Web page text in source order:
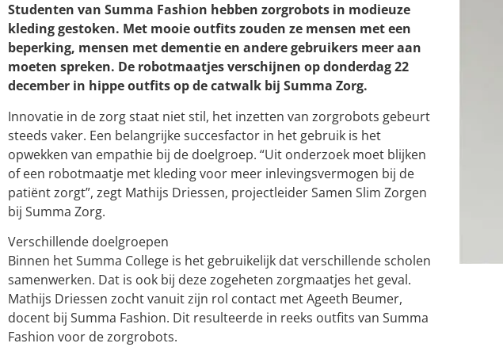
Studenten van Summa Fashion hebben zorgrobots in modieuze
kleding gestoken. Met mooie outfits zouden ze mensen met een
beperking, mensen met dementie en andere gebruikers meer aan
moeten spreken. De robotmaatjes verschijnen op donderdag 22
december in hippe outfits op de catwalk bij Summa Zorg.
Innovatie in de zorg staat niet stil, het inzetten van zorgrobots gebeurt
steeds vaker. Een belangrijke succesfactor in het gebruik is het
opwekken van empathie bij de doelgroep. “Uit onderzoek moet blijken
of een robotmaatje met kleding voor meer inlevingsvermogen bij de
patiënt zorgt”, zegt Mathijs Driessen, projectleider Samen Slim Zorgen
bij Summa Zorg.
Verschillende doelgroepen
Binnen het Summa College is het gebruikelijk dat verschillende scholen
samenwerken. Dat is ook bij deze zogeheten zorgmaatjes het geval.
Mathijs Driessen zocht vanuit zijn rol contact met Ageeth Beumer,
docent bij Summa Fashion. Dit resulteerde in reeks outfits van Summa
Fashion voor de zorgrobots.